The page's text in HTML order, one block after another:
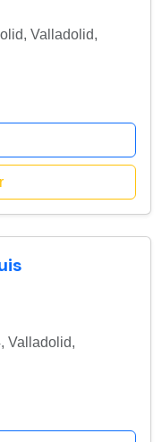
, Valladolid,
Valladolid,